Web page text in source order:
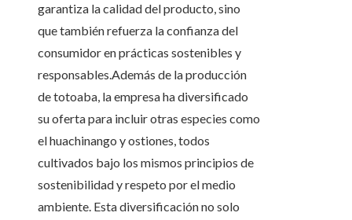
garantiza la calidad del producto, sino
que también refuerza la confianza del
consumidor en prácticas sostenibles y
responsables.Además de la producción
de totoaba, la empresa ha diversificado
su oferta para incluir otras especies como
el huachinango y ostiones, todos
cultivados bajo los mismos principios de
sostenibilidad y respeto por el medio
ambiente. Esta diversificación no solo